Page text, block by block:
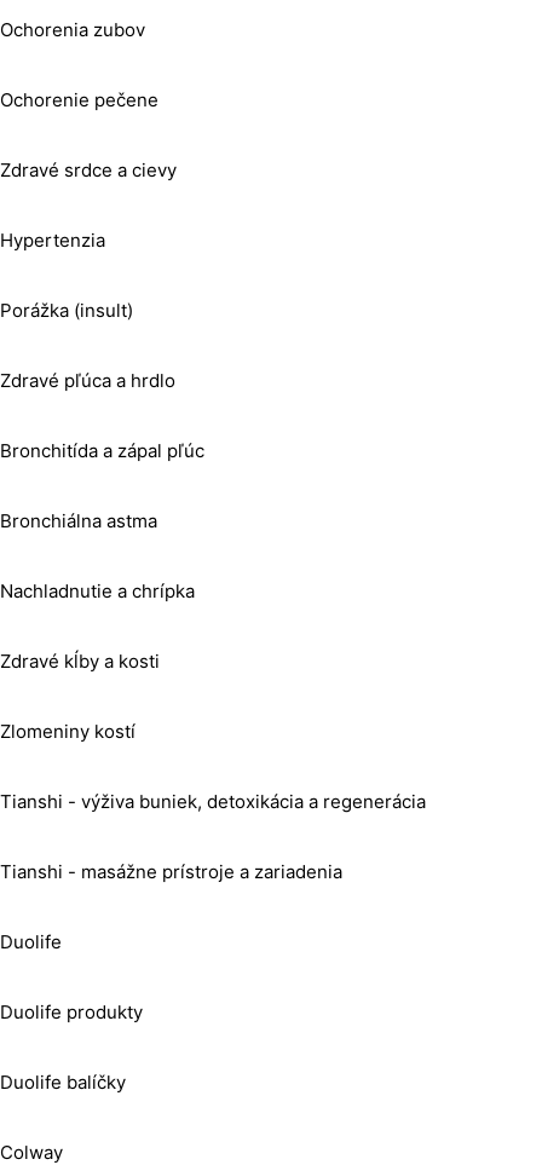
Ochorenia zubov
Ochorenie pečene
Zdravé srdce a cievy
Hypertenzia
Porážka (insult)
Zdravé pľúca a hrdlo
Bronchitída a zápal pľúc
Bronchiálna astma
Nachladnutie a chrípka
Zdravé kĺby a kosti
Zlomeniny kostí
Tianshi - výživa buniek, detoxikácia a regenerácia
Tianshi - masážne prístroje a zariadenia
Duolife
Duolife produkty
Duolife balíčky
Colway